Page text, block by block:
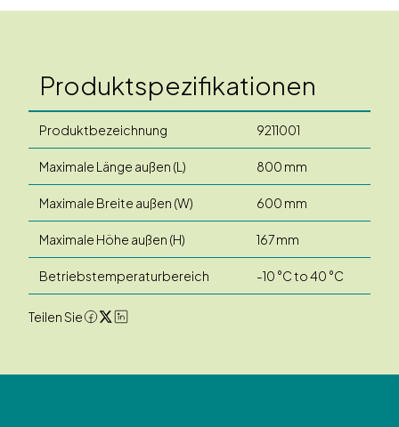
Produktspezifikationen
Produktbezeichnung 9211001
Maximale Länge außen (L) 800 mm
Maximale Breite außen (W) 600 mm
Maximale Höhe außen (H) 167 mm
Betriebstemperaturbereich -10 °C to 40 °C
Teilen Sie